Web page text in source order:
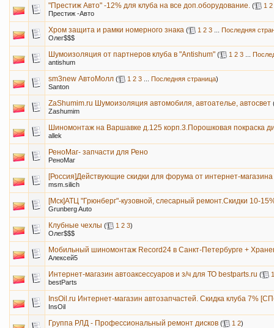
"Престиж Авто" -12% для клуба на все доп.оборудование. ( 1 2
Престиж -Авто
Хром защита и рамки номерного знака ( 1 2 3
Последняя
Олег$$$
Шумоизоляция от партнеров клуба в "Antishum" ( 1 2 3
antishum
sm3new АвтоМолл ( 1 2 3 Последняя страница)
Santon
ZaShumim.ru Шумоизоляция автомобиля, автоателье, автосвет
Zashumim
Шиномонтаж на Варшавке д.125 корп.3.Порошковая покраска
allek
РеноМаг- запчасти для Рено
РеноМаг
[Россия]Действующие скидки для форума от интернет-
msm.silich
[Мск]АТЦ "Грюнберг"-кузовной, слесарный ремонт.Скидки 10-
Grunberg Auto
Клубные чехлы ( 1 2 3)
Олег$$$
Мобильный шиномонтаж Record24 в Санкт-Петербурге +
Алексей5
Интернет-магазин автоаксессуаров и з/ч для ТО bestparts.ru (
1
bestParts
InsOil.ru Интернет-магазин автозапчастей. Скидка клуба 7%
InsOil
Группа РЛД - Профессиональный ремонт дисков ( 1 2)